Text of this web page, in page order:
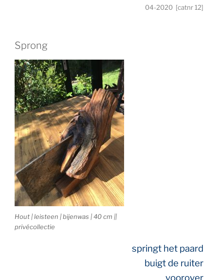
04-2020 [catnr 12]
Sprong
Hout | leisteen | bijenwas | 40 cm ||
privécollectie
springt het paard
buigt de ruiter